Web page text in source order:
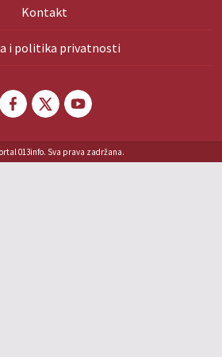
Kontakt
i politika privatnosti
013info. Sva prava zadržana.